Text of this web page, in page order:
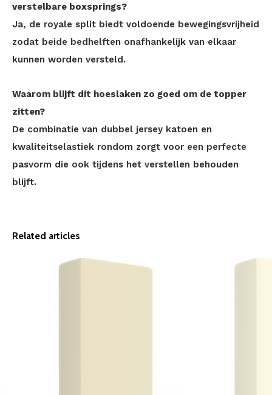
verstelbare boxsprings?
Ja, de royale split biedt voldoende bewegingsvrijheid
zodat beide bedhelften onafhankelijk van elkaar
kunnen worden versteld.
Waarom blijft dit hoeslaken zo goed om de topper
zitten?
De combinatie van dubbel jersey katoen en
kwaliteitselastiek rondom zorgt voor een perfecte
pasvorm die ook tijdens het verstellen behouden
blijft.
Related articles